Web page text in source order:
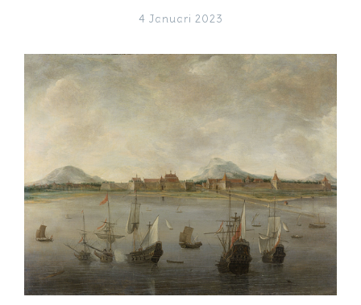
4 Januari 2023